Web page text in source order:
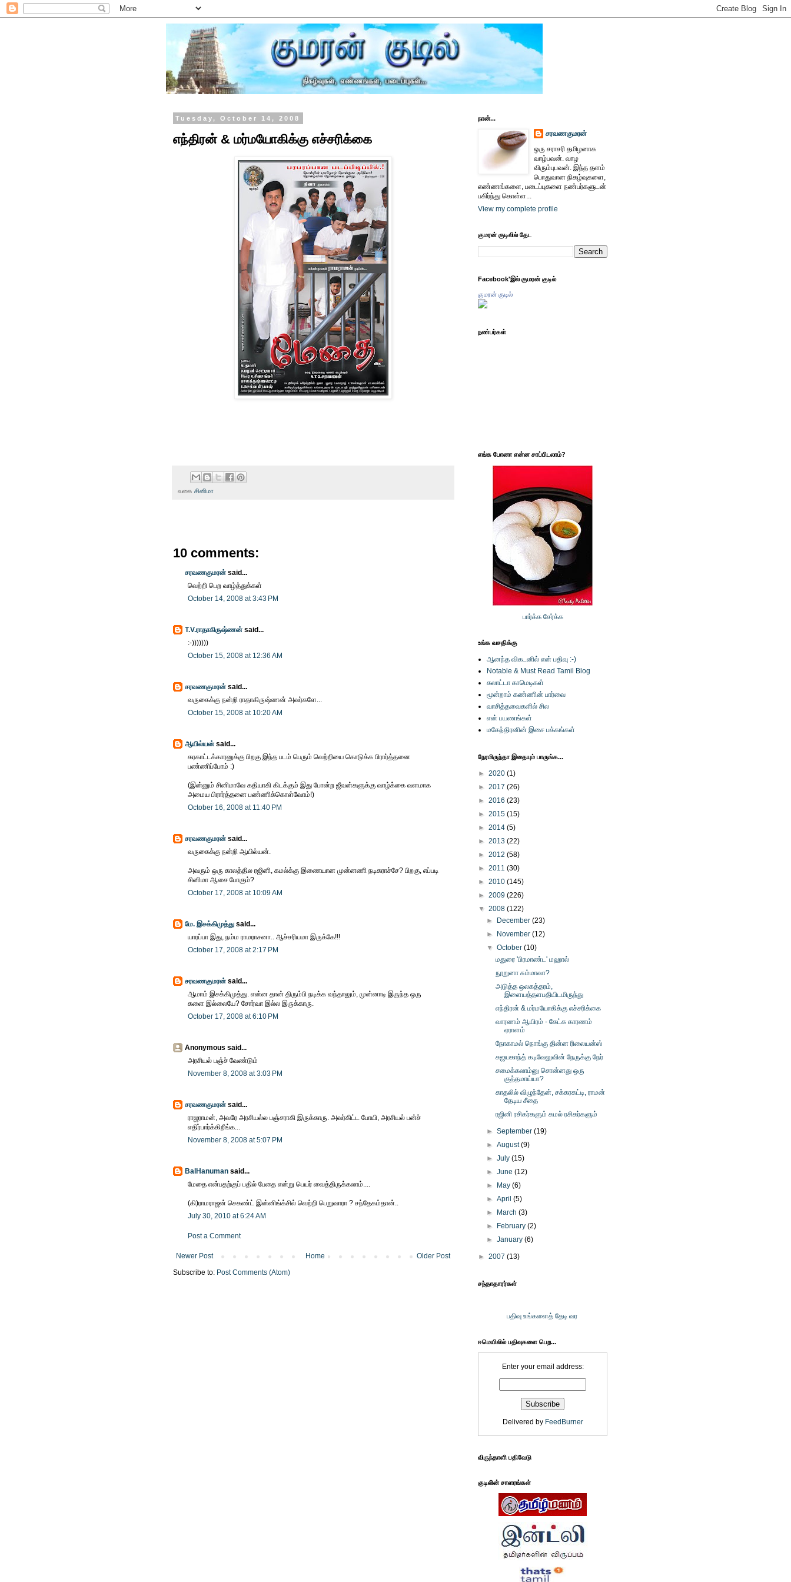
Tuesday, October 14, 2008
எந்திரன் & மர்மயோகிக்கு எச்சரிக்கை
வகை சினிமா
10 comments:
சரவணகுமரன் said...
வெற்றி பெற வாழ்த்துக்கள்
October 14, 2008 at 3:43 PM
T.V.ராதாகிருஷ்ணன் said...
:-)))))))
October 15, 2008 at 12:36 AM
சரவணகுமரன் said...
வருகைக்கு நன்றி ராதாகிருஷ்ணன் அவர்களே...
October 15, 2008 at 10:20 AM
ஆயில்யன் said...
கரகாட்டக்காரனுக்கு பிறகு இந்த படம் பெரும் வெற்றியை கொடுக்க பிரார்த்தனை
பண்ணிப்போம் :)
(இன்னும் சினிமாவே கதியாகி கிடக்கும் இது போன்ற ஜீவன்களுக்கு வாழ்க்கை வளமாக
அமைய பிரார்த்தனை பண்ணிக்கொள்வோம்!)
October 16, 2008 at 11:40 PM
சரவணகுமரன் said...
வருகைக்கு நன்றி ஆயில்யன்.
அவரும் ஒரு காலத்தில ரஜினி, கமல்க்கு இணையான முன்னணி நடிகராச்சே? பிறகு, எப்படி
சினிமா ஆசை போகும்?
October 17, 2008 at 10:09 AM
மே. இசக்கிமுத்து said...
யாரப்பா இது, நம்ம ராமராசனா.. ஆச்சரியமா இருக்கே!!!
October 17, 2008 at 2:17 PM
சரவணகுமரன் said...
ஆமாம் இசக்கிமுத்து. என்ன தான் திரும்பி நடிக்க வந்தாலும், முன்னாடி இருந்த ஒரு
களை இல்லையே? சோர்வா இல்ல இருக்காரு.
October 17, 2008 at 6:10 PM
Anonymous said...
அரசியல் பஞ்ச் வேண்டும்
November 8, 2008 at 3:03 PM
சரவணகுமரன் said...
ராஜராமன், அவரே அரசியல்ல பஞ்சராகி இருக்காரு. அவர்கிட்ட போயி, அரசியல் பன்ச்
எதிர்பார்க்கிறீங்க...
November 8, 2008 at 5:07 PM
BalHanuman said...
மேதை என்பதற்குப் பதில் பேதை என்று பெயர் வைத்திருக்கலாம்....
(கி)ராமராஜன் செகண்ட் இன்னிங்க்சில் வெற்றி பெறுவாரா ? சந்தேகம்தான்..
July 30, 2010 at 6:24 AM
Post a Comment
Newer Post Older Post
Home
Subscribe to: Post Comments (Atom)
நான்...
சரவணகுமரன்
ஒரு சராசரி தமிழனாக
வாழ்பவன். வாழ
விரும்புபவன். இந்த தளம்
பொதுவான நிகழ்வுகளை,
எண்ணங்களை, படைப்புகளை நண்பர்களுடன்
பகிர்ந்து கொள்ள...
View my complete profile
குமரன் குடிலில் தேட
Facebook'இல் குமரன் குடில்
குமரன் குடில்
நண்பர்கள்
எங்க போனா என்ன சாப்பிடலாம்?
பார்க்க சேர்க்க
உங்க வசதிக்கு
ஆனந்த விகடனில் என் பதிவு :-)
Notable & Must Read Tamil Blog
கலாட்டா காமெடிகள்
மூன்றாம் கண்ணின் பார்வை
வாசித்தவைகளில் சில
என் பயணங்கள்
மகேந்திரனின் இசை பக்கங்கள்
நேரமிருந்தா இதையும் பாருங்க...
► 2020 (1)
► 2017 (26)
► 2016 (23)
► 2015 (15)
► 2014 (5)
► 2013 (22)
► 2012 (58)
► 2011 (30)
► 2010 (145)
► 2009 (226)
▼ 2008 (122)
►
December(23)
►
November(12)
▼October(10)
மதுரை 'பிரமாண்ட' மஹால்
நூறுனா சும்மாவா?
அடுத்த ஒலகத்தரம்,
இளையத்தளபதியிடமிருந்து
எந்திரன் & மர்மயோகிக்கு எச்சரிக்கை
வாரணம் ஆயிரம் - கேட்க காரணம்
ஏராளம்
நோகாமல் நொங்கு தின்ன ரிலையன்ஸ்
கஜயகாந்த் கடிவேலுவின் நேருக்கு நேர்
சமைக்கலாம்னு சொன்னது ஒரு
குத்தமாய்யா?
காதலில் விழுந்தேன், சக்கரகட்டி, ராமன்
தேடிய சீதை
ரஜினி ரசிகர்களும் கமல் ரசிகர்களும்
►September(19)
►August(9)
►July(15)
►June(12)
►
May(6)
►April(5)
►
March(3)
►
February(2)
►January(6)
► 2007 (13)
சந்தாதாரர்கள்
பதிவு உங்களைத் தேடி வர
ஈமெயிலில் பதிவுகளை பெற...
Enter your email address:
Delivered by FeedBurner
விருந்தாளி பதிவேடு
குடிலின் சாளரங்கள்